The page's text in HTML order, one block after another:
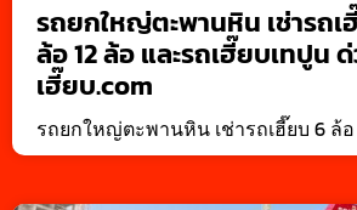
รถยกใหญ่ตะพานหิน เช่ารถเ
ล้อ 12 ล้อ และรถเฮี๊ยบเทปูน
เฮี๊ยบ.com
รถยกใหญ่ตะพานหิน เช่ารถเฮี๊ยบ 6 ล้อ